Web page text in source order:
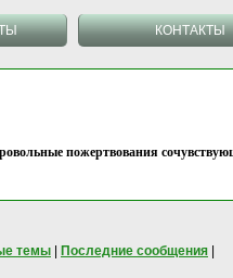
КОНТАКТЫ
пожертвования
темы Последние сообщения